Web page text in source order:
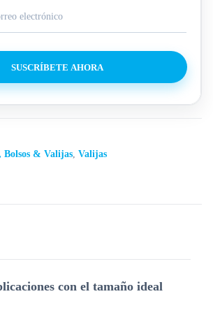
SUSCRÍBETE AHORA
Bolsos & Valijas, Valijas
con el tamaño ideal